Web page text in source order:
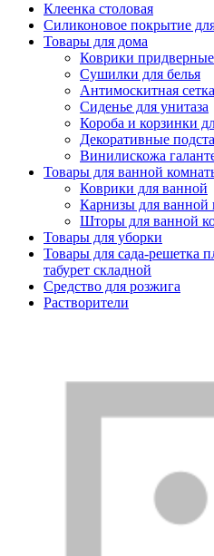
Клеенка столовая
Силиконовое покрытие
Товары для дома
Коврики
Сушилки для белья
Антимоскитная сетка
Сиденье для унитаза
Короба и корзинки
Декоративные
Винилискожа
Товары для ванной
Коврики для ванной
Карнизы для ванной
Шторы для ванной
Товары для уборки
Товары для сада-решетка
табурет складной
Средство для розжига
Растворители